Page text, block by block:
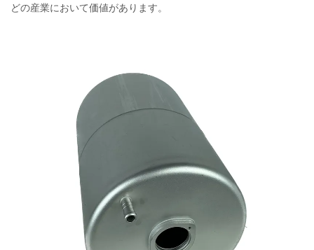
どの産業において価値があります。